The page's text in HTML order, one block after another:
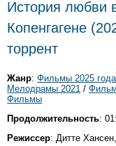
История любви
Копенгагене
торрент
Жанр:Фильмы 2025 года
Мелодрамы 2021 /
Фильмы
Продолжительность:
Режиссер: Дитте